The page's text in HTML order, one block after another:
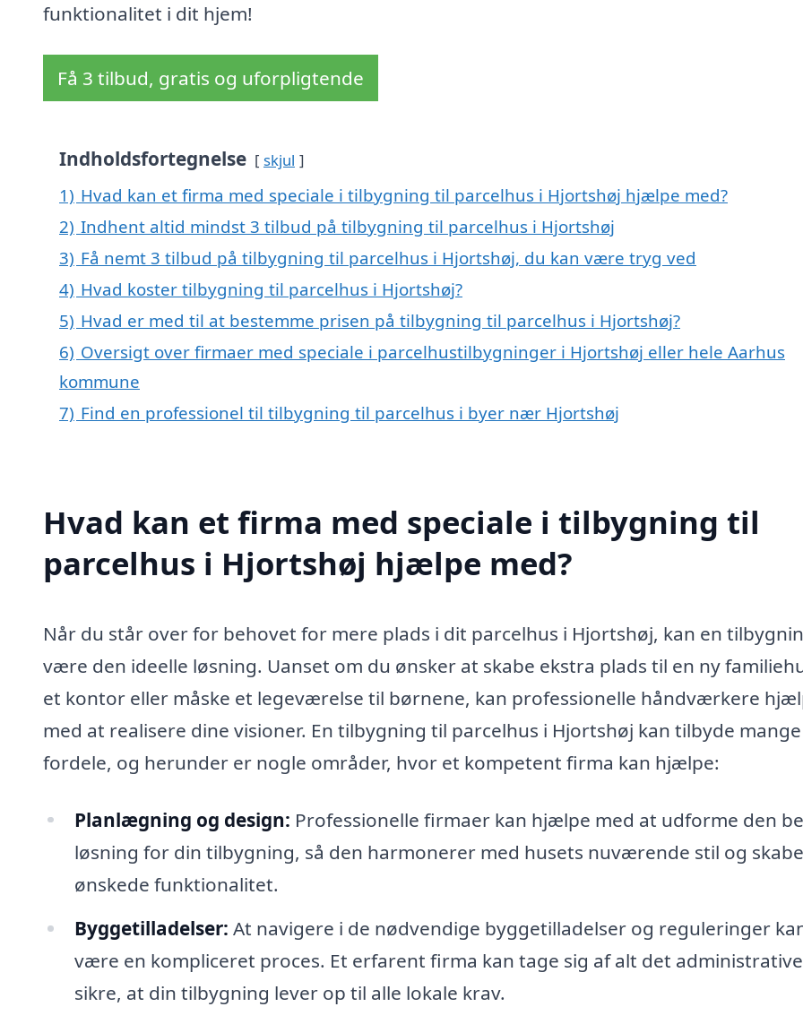
funktionalitet i dit hjem!
Få 3 tilbud, gratis og uforpligtende
Indholdsfortegnelse skjul
1) Hvad kan et firma med speciale i tilbygning til parcelhus i Hjortshøj hjælpe med?
2) Indhent altid mindst 3 tilbud på tilbygning til parcelhus i Hjortshøj
3) Få nemt 3 tilbud på tilbygning til parcelhus i Hjortshøj, du kan være tryg ved
4) Hvad koster tilbygning til parcelhus i Hjortshøj?
5) Hvad er med til at bestemme prisen på tilbygning til parcelhus i Hjortshøj?
6) Oversigt over firmaer med speciale i parcelhustilbygninger i Hjortshøj eller hele Aarhus
kommune
7) Find en professionel til tilbygning til parcelhus i byer nær Hjortshøj
Hvad kan et firma med speciale i tilbygning til
parcelhus i Hjortshøj hjælpe med?
Når du står over for behovet for mere plads i dit parcelhus i Hjortshøj, kan en
være den ideelle løsning. Uanset om du ønsker at skabe ekstra plads til en ny
et kontor eller måske et legeværelse til børnene, kan professionelle håndværkere
med at realisere dine visioner. En tilbygning til parcelhus i Hjortshøj kan tilbyde mange
fordele, og herunder er nogle områder, hvor et kompetent firma kan hjælpe:
Planlægning og design: Professionelle firmaer kan hjælpe med at udforme den
løsning for din tilbygning, så den harmonerer med husets nuværende stil og
ønskede funktionalitet.
Byggetilladelser: At navigere i de nødvendige byggetilladelser og reguleringer
være en kompliceret proces. Et erfarent firma kan tage sig af alt det
sikre, at din tilbygning lever op til alle lokale krav.